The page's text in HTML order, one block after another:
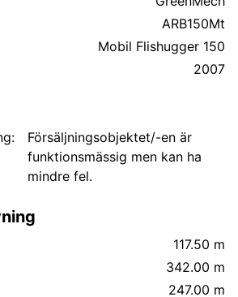
ARB150Mt
Mobil Flishugger 150
2007
Försäljningsobjektet/-en är
funktionsmässig men kan ha
mindre fel.
117.50 m
342.00 m
247.00 m